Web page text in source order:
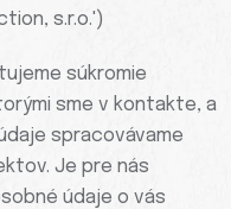
s.r.o.')
súkromie
sme v kontakte, a
spracovávame
Je pre nás
údaje o vás